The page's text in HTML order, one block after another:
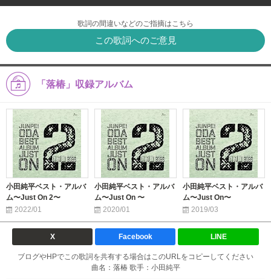
歌詞の間違いなどのご指摘はこちら
この歌詞へのご意見
「落椿」収録アルバム
小田純平ベスト・アルバ
ム〜Just On 2〜
2022/01
小田純平ベスト・アルバ
ム〜Just On 〜
2020/01
小田純平ベスト・アルバ
ム〜Just On〜
2019/03
X Facebook LINE
ブログやHPでこの歌詞を共有する場合はこのURLをコピーしてください
曲名：落椿 歌手：小田純平